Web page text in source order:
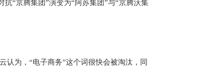
“京腾集团”演变为“阿苏集团”与“京腾沃集
为，“电子商务”这个词很快会被淘汰，同